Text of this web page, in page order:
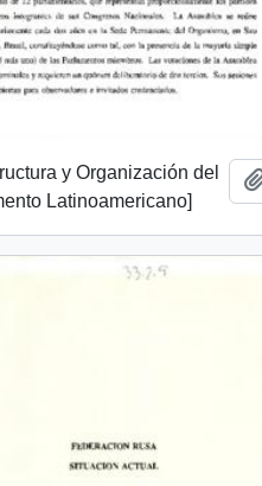
y Organización del
Latinoamericano]